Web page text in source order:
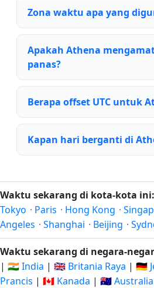
Zona waktu apa yang
Apakah Athena
panas?
Berapa offset UTC untuk
Kapan hari berganti di
Waktu sekarang di kota-kota ini:
Tokyo · Paris · Hong Kong ·
Angeles · Shanghai · Beijing ·
Waktu sekarang di negara-
| 🇮🇳 India | 🇬🇧 Britania Raya | 🇩🇪
Prancis | 🇨🇦 Kanada | 🇦🇺 Australia